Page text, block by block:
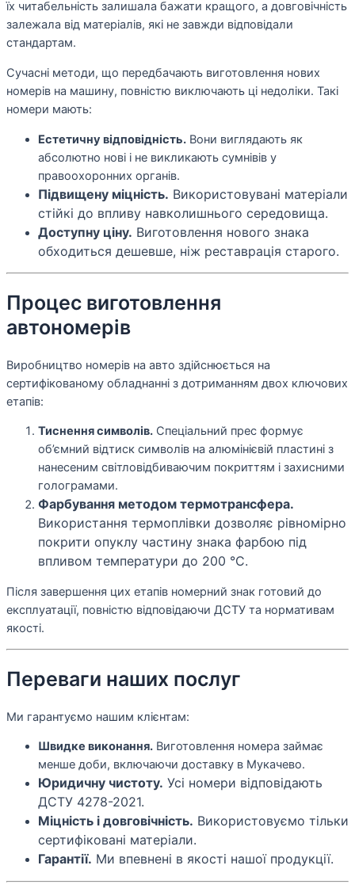
їх читабельність залишала бажати кращого, а довговічність
залежала від матеріалів, які не завжди відповідали
стандартам.
Сучасні методи, що передбачають виготовлення нових
номерів на машину, повністю виключають ці недоліки. Такі
номери мають:
Естетичну відповідність. Вони виглядають як
абсолютно нові і не викликають сумнівів у
правоохоронних органів.
Підвищену міцність. Використовувані матеріали
стійкі до впливу навколишнього середовища.
Доступну ціну. Виготовлення нового знака
обходиться дешевше, ніж реставрація старого.
Процес виготовлення
автономерів
Виробництво номерів на авто здійснюється на
сертифікованому обладнанні з дотриманням двох ключових
етапів:
Тиснення символів. Спеціальний прес формує
об’ємний відтиск символів на алюмінієвій пластині з
нанесеним світловідбиваючим покриттям і захисними
голограмами.
Фарбування методом термотрансфера.
Використання термоплівки дозволяє рівномірно
покрити опуклу частину знака фарбою під
впливом температури до 200 °C.
Після завершення цих етапів номерний знак готовий до
експлуатації, повністю відповідаючи ДСТУ та нормативам
якості.
Переваги наших послуг
Ми гарантуємо нашим клієнтам:
Швидке виконання. Виготовлення номера займає
менше доби, включаючи доставку в Мукачево.
Юридичну чистоту. Усі номери відповідають
ДСТУ 4278-2021.
Міцність і довговічність. Використовуємо тільки
сертифіковані матеріали.
Гарантії. Ми впевнені в якості нашої продукції.